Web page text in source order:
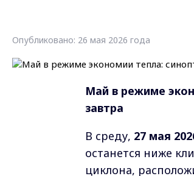
Опубликовано: 26 мая 2026 года
Май в режиме
завтра
В среду, 27 мая
останется ниже
циклона,